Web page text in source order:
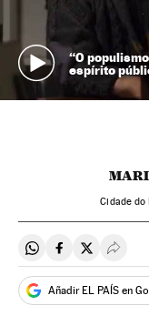
“O
espírito
Cidade
Compartir en
Compartir en
Compartir
Añadir EL PAÍS en